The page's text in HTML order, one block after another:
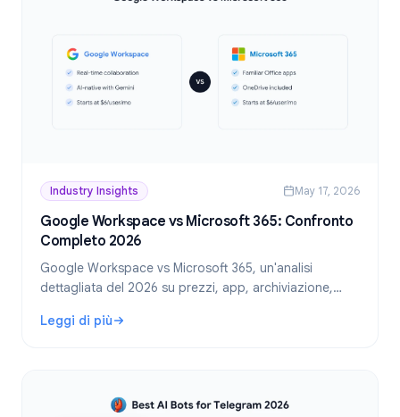
Industry Insights May 17, 2026
Google Workspace vs Microsoft 365: Confronto
Completo 2026
Google Workspace vs Microsoft 365, un'analisi
dettagliata del 2026 su prezzi, app, archiviazione,
Leggi di più
: Google Workspace vs Microsoft 365: Confronto